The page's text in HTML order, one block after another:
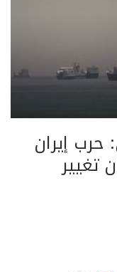
إيران
تغيير